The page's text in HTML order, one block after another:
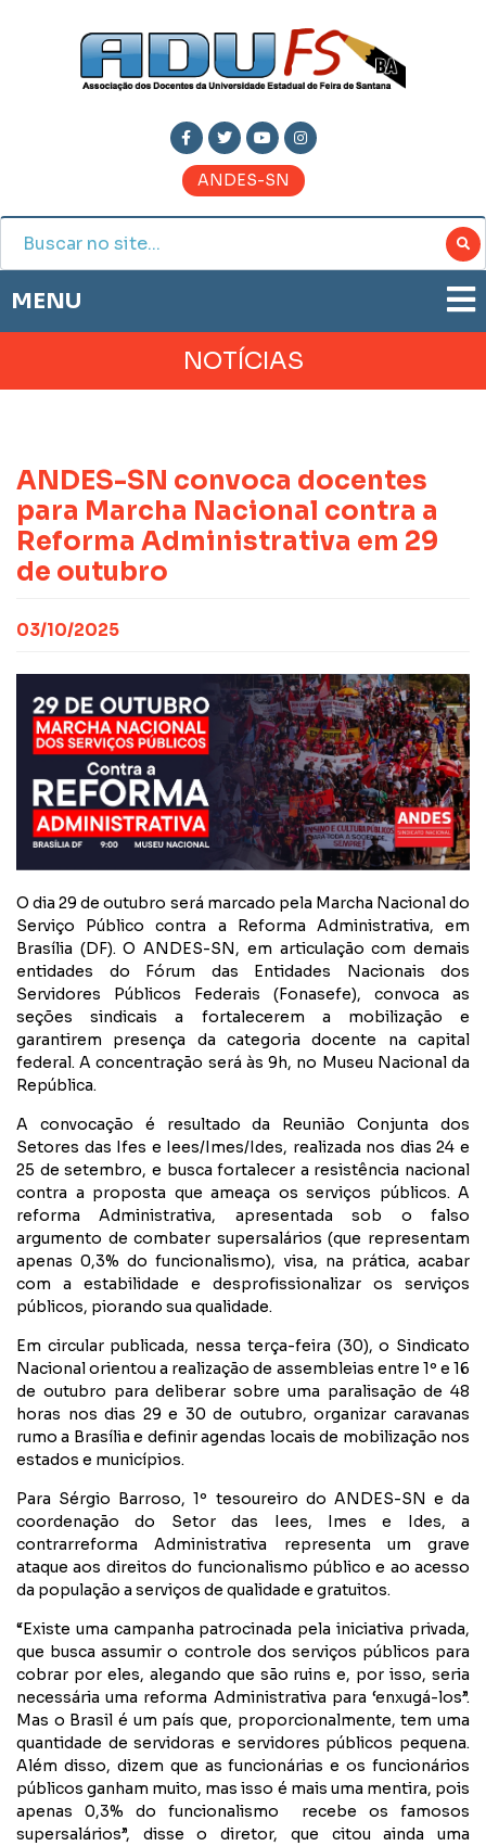
ANDES-SN
MENU
HISTÓRIA
NOTAS PUBLICADAS
JURÍDICO
PRESTAÇÃO DE CONTAS
CONTATO
FILIE-SE
NOTÍCIAS
ANDES-SN convoca docentes
para Marcha Nacional contra a
Reforma Administrativa em 29
de outubro
03/10/2025
O dia 29 de outubro será marcado pela Marcha Nacional do
Serviço Público contra a Reforma Administrativa, em
Brasília (DF). O ANDES-SN, em articulação com demais
entidades do Fórum das Entidades Nacionais dos
Servidores Públicos Federais (Fonasefe), convoca as
seções sindicais a fortalecerem a mobilização e
garantirem presença da categoria docente na capital
federal. A concentração será às 9h, no Museu Nacional da
República.
A convocação é resultado da Reunião Conjunta dos
Setores das Ifes e Iees/Imes/Ides, realizada nos dias 24 e
25 de setembro, e busca fortalecer a resistência nacional
contra a proposta que ameaça os serviços públicos. A
reforma Administrativa, apresentada sob o falso
argumento de combater supersalários (que representam
apenas 0,3% do funcionalismo), visa, na prática, acabar
com a estabilidade e desprofissionalizar os serviços
públicos, piorando sua qualidade.
Em circular publicada, nessa terça-feira (30), o Sindicato
Nacional orientou a realização de assembleias entre 1º e 16
de outubro para deliberar sobre uma paralisação de 48
horas nos dias 29 e 30 de outubro, organizar caravanas
rumo a Brasília e definir agendas locais de mobilização nos
estados e municípios.
Para Sérgio Barroso, 1º tesoureiro do ANDES-SN e da
coordenação do Setor das Iees, Imes e Ides, a
contrarreforma Administrativa representa um grave
ataque aos direitos do funcionalismo público e ao acesso
da população a serviços de qualidade e gratuitos.
“Existe uma campanha patrocinada pela iniciativa privada,
que busca assumir o controle dos serviços públicos para
cobrar por eles, alegando que são ruins e, por isso, seria
necessária uma reforma Administrativa para ‘enxugá-los”.
Mas o Brasil é um país que, proporcionalmente, tem uma
quantidade de servidoras e servidores públicos pequena.
Além disso, dizem que as funcionárias e os funcionários
públicos ganham muito, mas isso é mais uma mentira, pois
apenas 0,3% do funcionalismo recebe os famosos
supersalários”, disse o diretor, que citou ainda uma